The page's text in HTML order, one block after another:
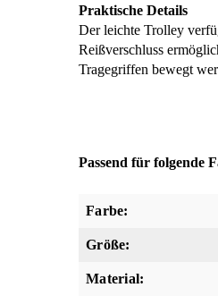
Praktische Details
Der leichte Trolley
Reißverschluss
Tragegriffen bewegt
Passend für folgende
Farbe:
Größe:
Material: